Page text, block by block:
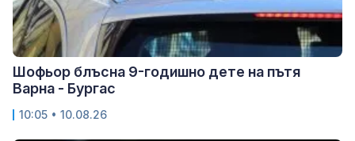
Шофьор блъсна 9-годишно дете на пътя
Варна - Бургас
10:05 • 10.08.26